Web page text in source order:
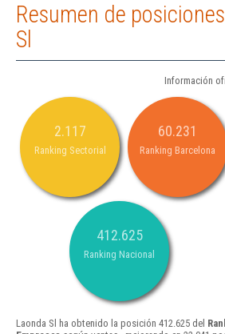
Resumen de
Sl
Información
2.117
Ranking Sectorial
60.231
Ranking Barcelona
412.625
Ranking Nacional
Laonda Sl ha obtenido la posición 412.625 del